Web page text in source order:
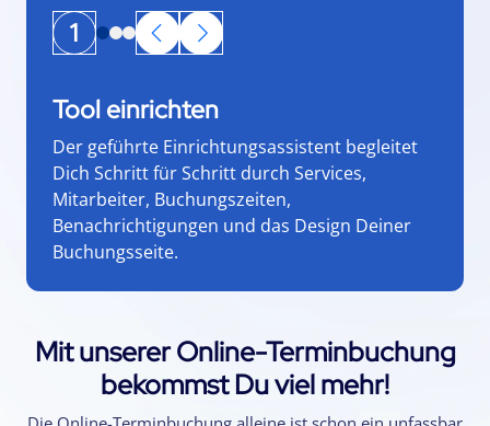
1
Tool einrichten
Der geführte Einrichtungsassistent begleitet
Dich Schritt für Schritt durch Services,
Mitarbeiter, Buchungszeiten,
Benachrichtigungen und das Design Deiner
Buchungsseite.
Mit unserer Online-Terminbuchung
bekommst Du viel mehr!